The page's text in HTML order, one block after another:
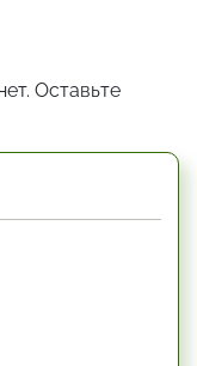
Оставьте